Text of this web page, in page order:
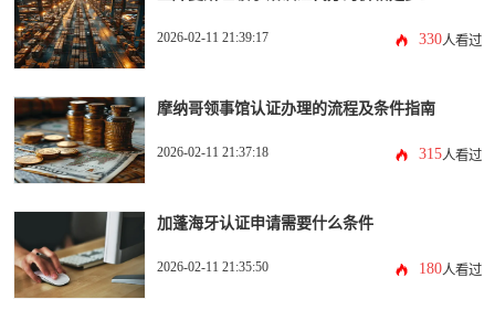
2026-02-11 21:39:17 330人看过
摩纳哥领事馆认证办理的流程及条件指南
2026-02-11 21:37:18 315人看过
加蓬海牙认证申请需要什么条件
2026-02-11 21:35:50 180人看过